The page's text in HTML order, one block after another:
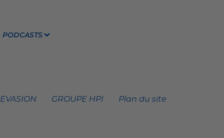
PODCASTS
GROUPE HPI Plan du site